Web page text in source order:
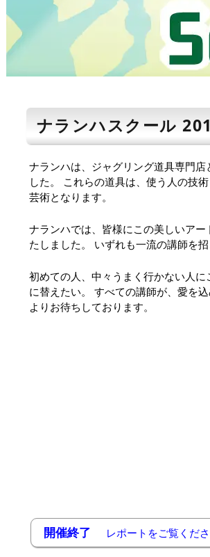
ナランハスクール
ナランハは、ジャグリング道具専門
した。 これらの道具は、使う人の技
芸術となります。
ナランハでは、皆様にこの美しいア
たしました。 いずれも一流の講師を
初めての人、中々うまく行かない人
に替えたい。 すべての講師が、愛を
よりお待ちしております。
開催終了 レポートをご覧くだ